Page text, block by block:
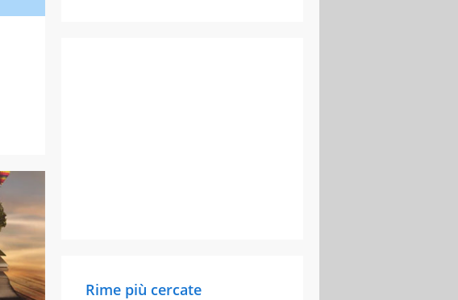
Rime più cercate